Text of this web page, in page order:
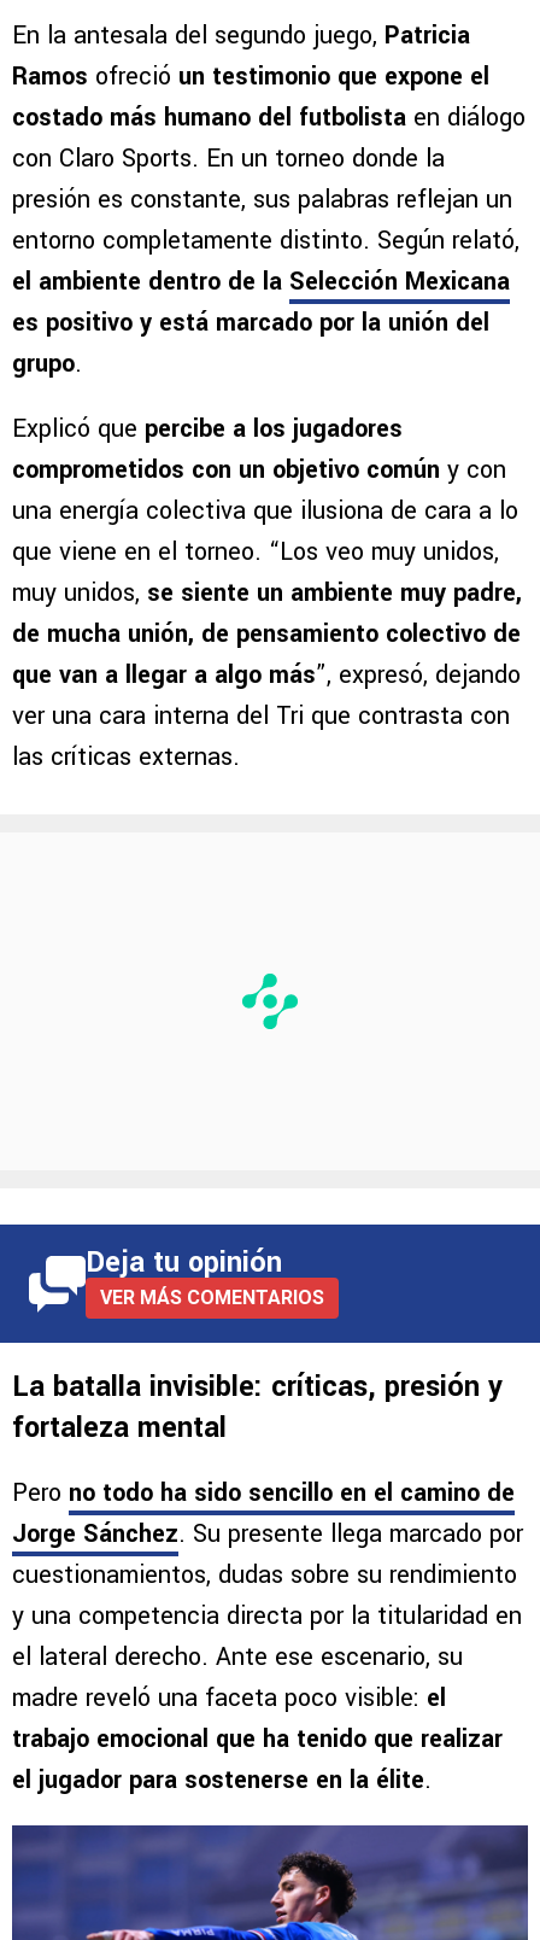
En la antesala del segundo juego, Patricia
Ramos ofreció un testimonio que expone el
costado más humano del futbolista en diálogo
con Claro Sports. En un torneo donde la
presión es constante, sus palabras reflejan un
entorno completamente distinto. Según relató,
el ambiente dentro de la Selección Mexicana
es positivo y está marcado por la unión del
grupo.
Explicó que percibe a los jugadores
comprometidos con un objetivo común y con
una energía colectiva que ilusiona de cara a lo
que viene en el torneo. “Los veo muy unidos,
muy unidos, se siente un ambiente muy padre,
de mucha unión, de pensamiento colectivo de
que van a llegar a algo más”, expresó, dejando
ver una cara interna del Tri que contrasta con
las críticas externas.
Deja tu opinión
VER MÁS COMENTARIOS
La batalla invisible: críticas, presión y
fortaleza mental
Pero no todo ha sido sencillo en el camino de
Jorge Sánchez. Su presente llega marcado por
cuestionamientos, dudas sobre su rendimiento
y una competencia directa por la titularidad en
el lateral derecho. Ante ese escenario, su
madre reveló una faceta poco visible: el
trabajo emocional que ha tenido que realizar
el jugador para sostenerse en la élite.